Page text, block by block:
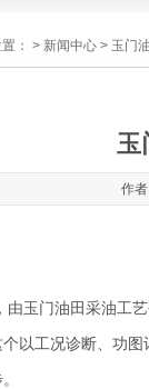
： > 新闻中心 > 玉门
玉
作
门油田采油工艺
个以工况诊断、功